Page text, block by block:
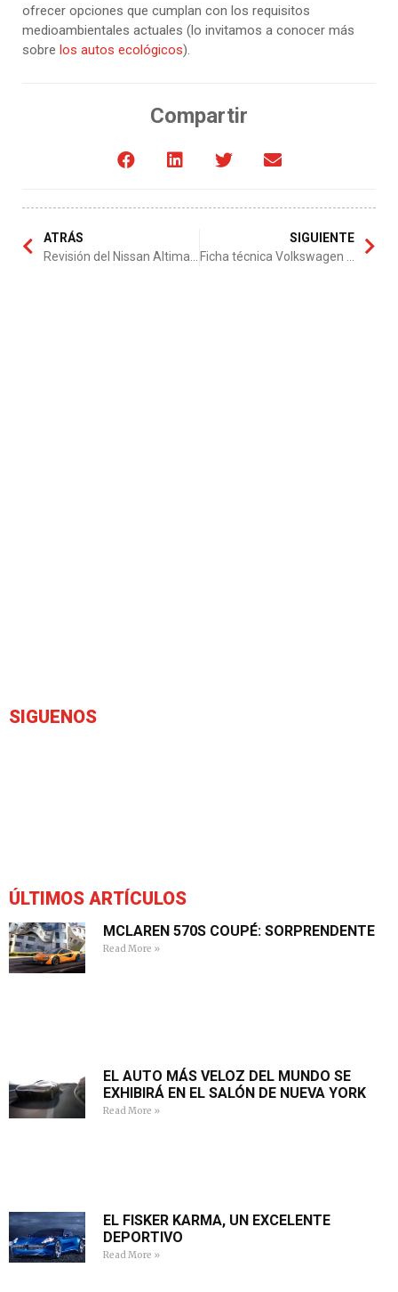
ofrecer opciones que cumplan con los requisitos
medioambientales actuales (lo invitamos a conocer más
sobre los autos ecológicos).
Compartir
ATRÁS
SIGUIENTE
SIGUENOS
ÚLTIMOS ARTÍCULOS
MCLAREN 570S COUPÉ: SORPRENDENTE
Read More »
EL AUTO MÁS VELOZ DEL MUNDO SE
EXHIBIRÁ EN EL SALÓN DE NUEVA YORK
Read More »
EL FISKER KARMA, UN EXCELENTE
DEPORTIVO
Read More »